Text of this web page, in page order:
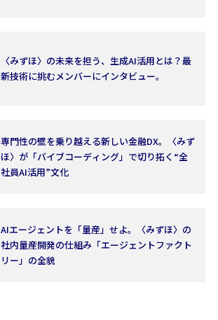
〈みずほ〉の未来を担う、生成AI活用とは？最
新技術に挑むメンバーにインタビュー。
専門性の壁を乗り越える新しい金融DX。〈みず
ほ〉が「バイブコーディング」で切り拓く“全
社員AI活用”文化
AIエージェントを「量産」せよ。〈みずほ〉の
社内量産開発の仕組み「エージェントファクト
リー」の全貌